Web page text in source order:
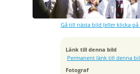
Gå till nästa bild (eller klicka
Länk till denna bild
Permanent länk till denna
Fotograf
Kamera
NIKON D7000
Tagen
ISO
100
Brännvidd